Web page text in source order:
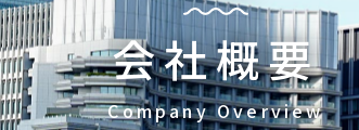
会社概要
Company Overview